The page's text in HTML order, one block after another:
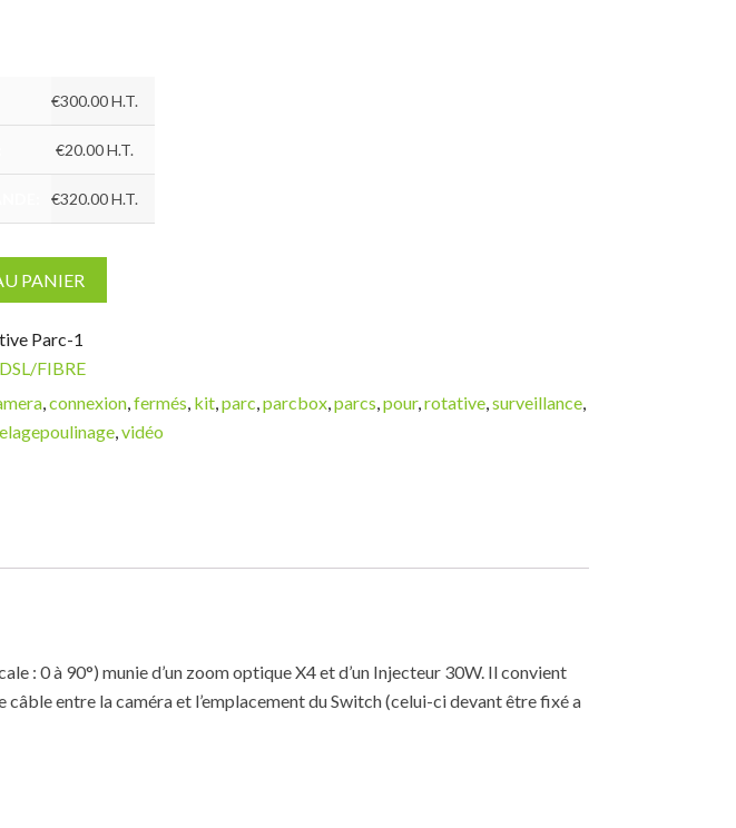
€300.00H.T.
€20.00H.T.
€320.00H.T.
PANIER
Parc-1
FIBRE
, connexion, fermés kit, parc parcbox, parcs pour, rotative, surveillance,
, vidéo
: 0 à 90°) munie d’un zoom optique X4 et d’un Injecteur 30W. Il convient
entre la caméra et l’emplacement du Switch (celui-ci devant être fixé a